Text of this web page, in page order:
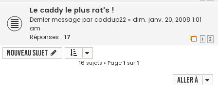
Le caddy le plus rat's !
Dernier message par caddup22 « dim. janv. 20, 2008 1:01
am
Réponses : 17 1 2
Nouveau sujet
16 sujets • Page1 sur1
Aller à